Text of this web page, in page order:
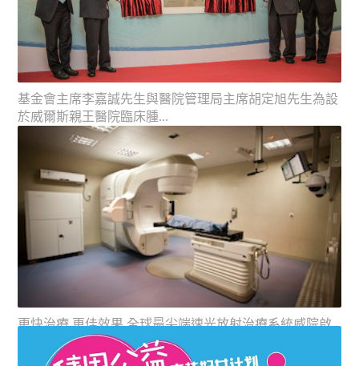
基金會主席李嘉誠先生與醫院管理局主席胡定旭先生為設
於威爾斯親王醫院臨床腫...
更快治療 更佳效果 全球最尖端速光放射治療系統威院啟
用癌症治療技術日進千里